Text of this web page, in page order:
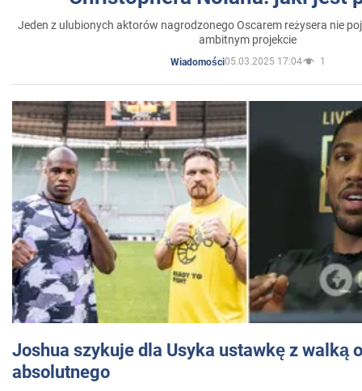
Jeden z ulubionych aktorów nagrodzonego Oscarem reżysera nie
ambitnym projekcie
Wiadomości05.03.2025 17:04 1
Joshua szykuje dla Usyka ustawkę z walką
absolutnego